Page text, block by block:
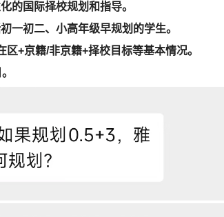
的国际择校规划和指导。
一初二、小高年级早规划的学生。
区+京籍/非京籍+择校目标等基本情况。